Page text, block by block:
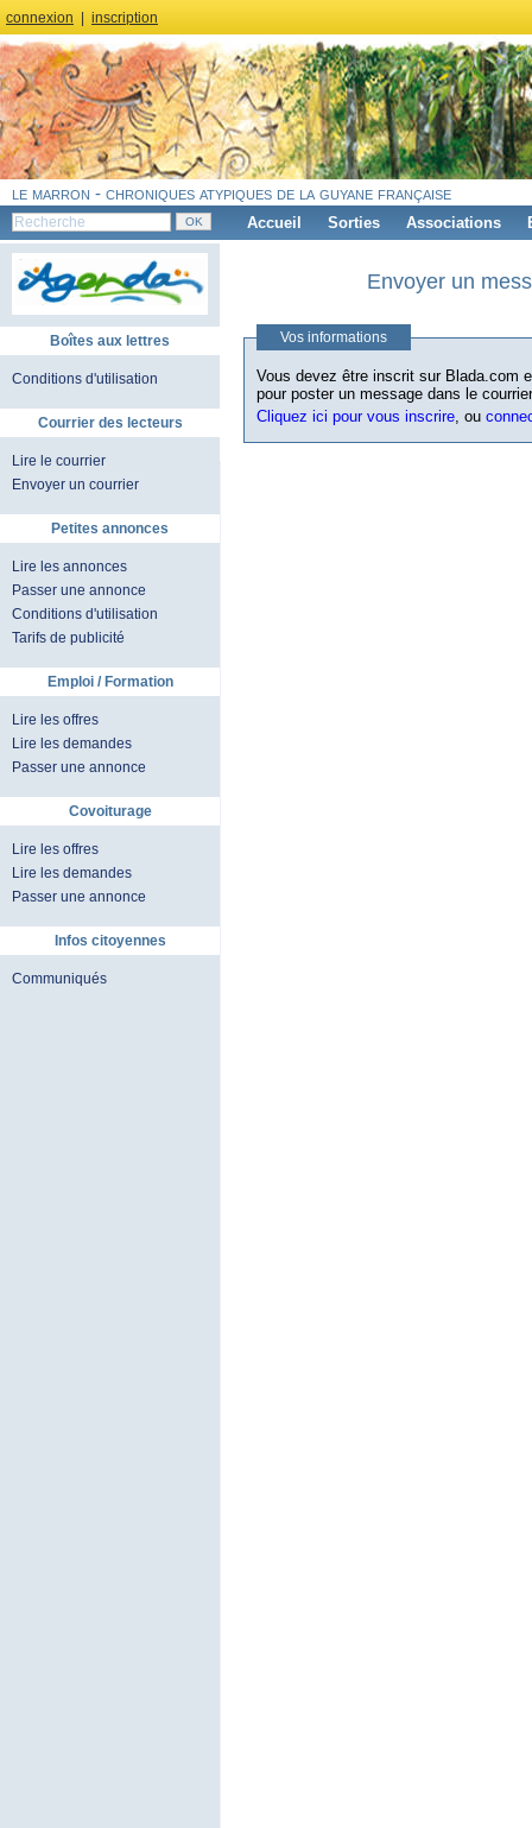
connexion inscription
le marron - chroniques atypiques de la guyane française
Accueil Sorties Associations
Boîtes aux lettres
Conditions d'utilisation
Courrier des lecteurs
Lire le courrier
Envoyer un courrier
Petites annonces
Lire les annonces
Passer une annonce
Conditions d'utilisation
Tarifs de publicité
Emploi / Formation
Lire les offres
Lire les demandes
Passer une annonce
Covoiturage
Lire les offres
Lire les demandes
Passer une annonce
Infos citoyennes
Communiqués
Envoyer un
Vos informations
Vous devez être inscrit sur Blada.com
pour poster un message dans le
Cliquez ici pour vous inscrire, ou